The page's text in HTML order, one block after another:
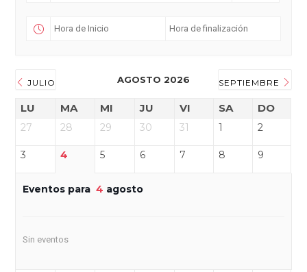
JULIO AGOSTO 2026 SEPTIEMBRE
LU MA MI JU VI SA DO
27 28 29 30 31 1 2
3 4 5 6 7 8 9
Eventos para 4 agosto
Sin eventos